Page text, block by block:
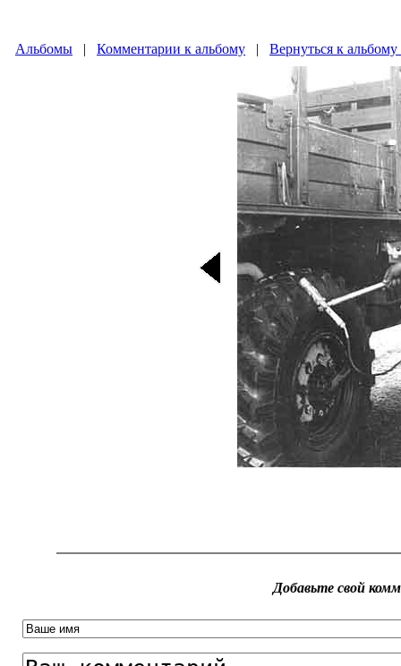
Альбомы | Комментарии к альбому | Вернуться к
Добавьте свой